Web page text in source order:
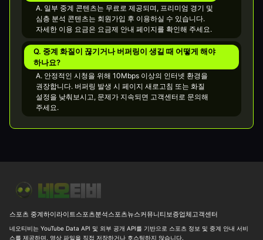
A. 일부 중계 콘텐츠는 무료로 제공되며, 프리미엄 경기 및
심층 분석 콘텐츠는 회원가입 후 이용하실 수 있습니다.
자세한 이용 요금은 요금제 안내 페이지를 확인해 주세요.
Q. 중계 화질이 끊기거나 버퍼링이 생길 때 어떻게 해야
하나요?
A. 안정적인 시청을 위해 10Mbps 이상의 인터넷 환경을
권장합니다. 버퍼링 발생 시 페이지 새로고침 또는 화질
설정을 낮춰보시고, 문제가 지속되면 고객센터로 문의해
주세요.
스포츠 중계하이라이트스포츠분석스포츠뉴스커뮤니티보증업체고객센터
네오티비는 YouTube Data API 및 외부 공개 API를 기반으로 스포츠 정보 및 중계 안내 서비
스를 제공하며, 영상 파일을 직접 저장하거나 호스팅하지 않습니다.